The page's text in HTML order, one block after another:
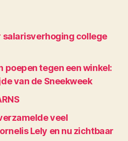
salarisverhoging college
poepen tegen een winkel:
van de Sneekweek
veel
Lely en nu zichtbaar